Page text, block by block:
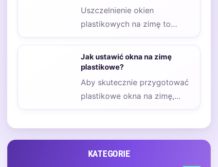
Uszczelnienie okien
plastikowych na zimę to
kluczowy krok, który pozwala
na utrzymanie ciepła w
domu…
Jak ustawić okna na zimę
plastikowe?
Aby skutecznie przygotować
plastikowe okna na zimę,
warto zwrócić uwagę na kilka
KATEGORIE